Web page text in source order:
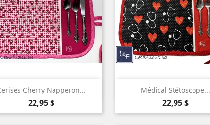
Cherry Napperon...
Prix
22,95 $
 Aperçu rapide Médical Stétoscope...
Prix
22,95 $
 Aperçu rapide